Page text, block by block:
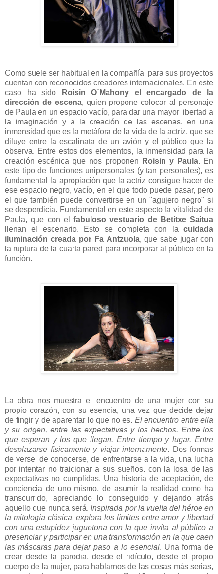
Como suele ser habitual en la compañía, para sus proyectos
cuentan con reconocidos creadores internacionales. En este
caso ha sido
Roisin O´Mahony el encargado de la
dirección de escena, quien propone colocar al personaje
de Paula en un espacio vacío, para dar una mayor libertad a
la imaginación y a la creación de las escenas, en una
inmensidad que es la metáfora de la vida de la actriz, que se
diluye entre la escalinata de un avión y el público que la
observa. Entre estos dos elementos, la inmensidad para la
creación escénica que nos proponen
Roisin y Paula. En
este tipo de funciones unipersonales (y tan personales), es
fundamental la apropiación que la actriz consigue hacer de
ese espacio negro, vacío, en el que todo puede pasar, pero
el que también puede convertirse en un "agujero negro" si
se desperdicia. Fundamental en este aspecto la vitalidad de
Paula, que con el fabuloso vestuario de Betitxe Saitua
llenan el escenario. Esto se completa con la cuidada
iluminación creada por Fa Antzuola, que sabe jugar con
la ruptura de la cuarta pared para incorporar al público en la
función.
La obra nos muestra el encuentro de una mujer con su
propio corazón, con su esencia, una vez que decide dejar
de fingir y de aparentar lo que no es. El encuentro entre ella
y su origen, entre las expectativas y los hechos. Entre los
que esperan y los que llegan. Entre tiempo y lugar. Entre
desplazarse físicamente y viajar internamente. Dos formas
de verse, de conocerse, de enfrentarse a la vida, una lucha
por intentar no traicionar a sus sueños, con la losa de las
expectativas no cumplidas. Una historia de aceptación, de
conciencia de uno mismo, de asumir la realidad como ha
transcurrido, apreciando lo conseguido y dejando atrás
aquello que nunca será. Inspirada por la vuelta del héroe en
la mitología clásica, explora los límites entre amor y libertad
con una estupidez juguetona con la que invita al público a
presenciar y participar en una transformación en la que caen
las máscaras para dejar paso a lo esencial. Una forma de
crear desde la parodia, desde el ridículo, desde el propio
cuerpo de la mujer, para hablarnos de las cosas más serias,